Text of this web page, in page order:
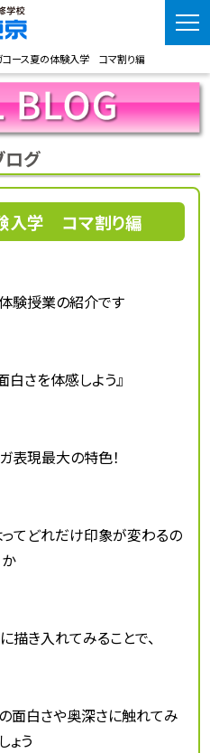
コース夏の体験入学 コマ割り編
ログ
入学 コマ割り編
験授業の紹介です
白さを体感しよう』
表現最大の特色！
ってどれだけ印象が変わるの
か
描き入れてみることで、
面白さや奥深さに触れてみ
ょう